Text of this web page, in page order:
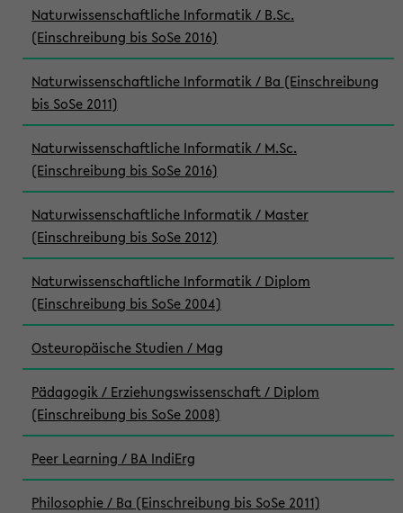
Naturwissenschaftliche Informatik / B.Sc.
(Einschreibung bis SoSe 2016)
Naturwissenschaftliche Informatik / Ba (Einschreibung
bis SoSe 2011)
Naturwissenschaftliche Informatik / M.Sc.
(Einschreibung bis SoSe 2016)
Naturwissenschaftliche Informatik / Master
(Einschreibung bis SoSe 2012)
Naturwissenschaftliche Informatik / Diplom
(Einschreibung bis SoSe 2004)
Osteuropäische Studien / Mag
Pädagogik / Erziehungswissenschaft / Diplom
(Einschreibung bis SoSe 2008)
Peer Learning / BA IndiErg
Philosophie / Ba (Einschreibung bis SoSe 2011)